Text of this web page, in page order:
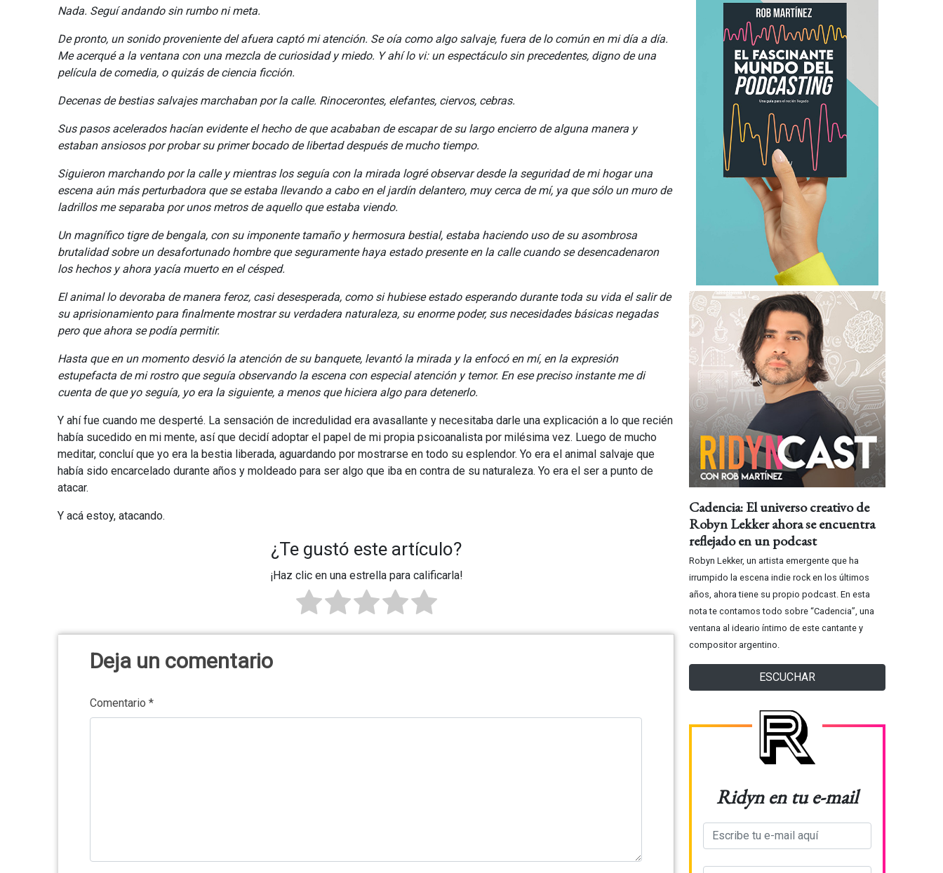
Nada. Seguí andando sin rumbo ni meta.
De pronto, un sonido proveniente del afuera captó mi atención. Se oía como algo salvaje, fuera de lo común en mi día a día.
Me acerqué a la ventana con una mezcla de curiosidad y miedo. Y ahí lo vi: un espectáculo sin precedentes, digno de una
película de comedia, o quizás de ciencia ficción.
Decenas de bestias salvajes marchaban por la calle. Rinocerontes, elefantes, ciervos, cebras.
Sus pasos acelerados hacían evidente el hecho de que acababan de escapar de su largo encierro de alguna manera y
estaban ansiosos por probar su primer bocado de libertad después de mucho tiempo.
Siguieron marchando por la calle y mientras los seguía con la mirada logré observar desde la seguridad de mi hogar una
escena aún más perturbadora que se estaba llevando a cabo en el jardín delantero, muy cerca de mí, ya que sólo un muro de
ladrillos me separaba por unos metros de aquello que estaba viendo.
Un magnífico tigre de bengala, con su imponente tamaño y hermosura bestial, estaba haciendo uso de su asombrosa
brutalidad sobre un desafortunado hombre que seguramente haya estado presente en la calle cuando se desencadenaron
los hechos y ahora yacía muerto en el césped.
El animal lo devoraba de manera feroz, casi desesperada, como si hubiese estado esperando durante toda su vida el salir de
su aprisionamiento para finalmente mostrar su verdadera naturaleza, su enorme poder, sus necesidades básicas negadas
pero que ahora se podía permitir.
Hasta que en un momento desvió la atención de su banquete, levantó la mirada y la enfocó en mí, en la expresión
estupefacta de mi rostro que seguía observando la escena con especial atención y temor. En ese preciso instante me di
cuenta de que yo seguía, yo era la siguiente, a menos que hiciera algo para detenerlo.
Y ahí fue cuando me desperté. La sensación de incredulidad era avasallante y necesitaba darle una explicación a lo que recién
había sucedido en mi mente, así que decidí adoptar el papel de mi propia psicoanalista por milésima vez. Luego de mucho
meditar, concluí que yo era la bestia liberada, aguardando por mostrarse en todo su esplendor. Yo era el animal salvaje que
había sido encarcelado durante años y moldeado para ser algo que iba en contra de su naturaleza. Yo era el ser a punto de
atacar.
Y acá estoy, atacando.
¿Te gustó este artículo?
¡Haz clic en una estrella para calificarla!
Deja un comentario
Comentario *
Cadencia: El universo creativo de
Robyn Lekker ahora se encuentra
reflejado en un podcast
Robyn Lekker, un artista emergente que ha
irrumpido la escena indie rock en los últimos
años, ahora tiene su propio podcast. En esta
nota te contamos todo sobre “Cadencia”, una
ventana al ideario íntimo de este cantante y
compositor argentino.
ESCUCHAR
Ridyn en tu e-mail